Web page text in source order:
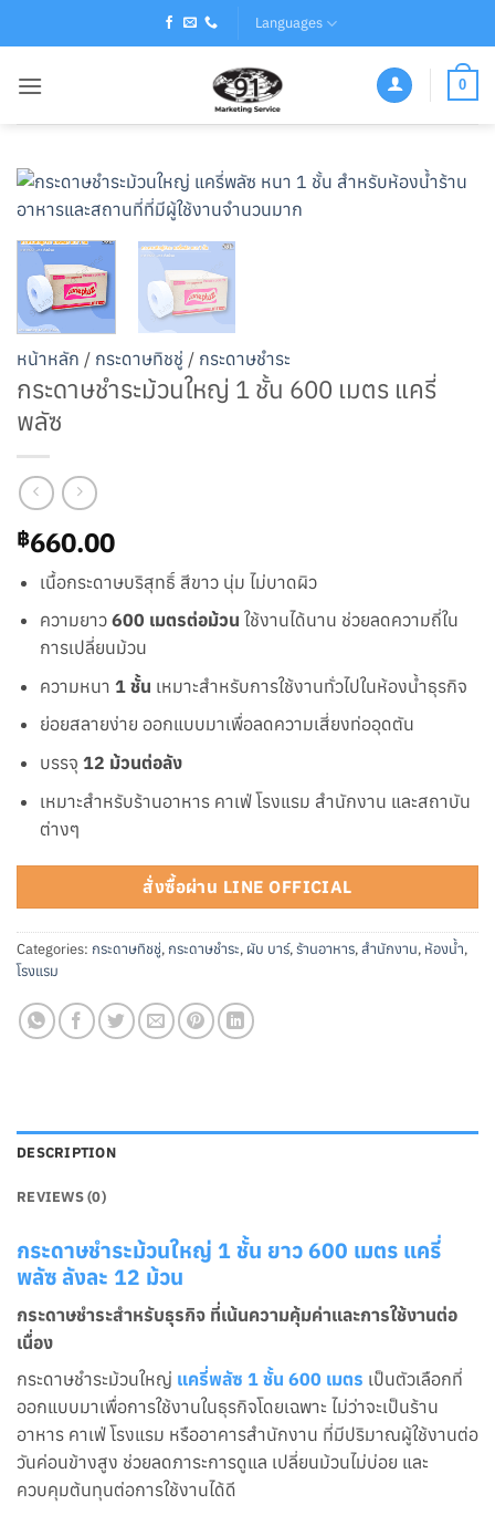
Languages
0
หน้าหลัก / กระดาษทิชชู่ / กระดาษชำระ
กระดาษชำระม้วนใหญ่ 1 ชั้น 600 เมตร แครี่
พลัซ
฿660.00
เนื้อกระดาษบริสุทธิ์ สีขาว นุ่ม ไม่บาดผิว
ความยาว 600 เมตรต่อม้วน ใช้งานได้นาน ช่วยลดความถี่ใน
การเปลี่ยนม้วน
ความหนา 1 ชั้น เหมาะสำหรับการใช้งานทั่วไปในห้องน้ำธุรกิจ
ย่อยสลายง่าย ออกแบบมาเพื่อลดความเสี่ยงท่ออุดตัน
บรรจุ 12 ม้วนต่อลัง
เหมาะสำหรับร้านอาหาร คาเฟ่ โรงแรม สำนักงาน และสถาบัน
ต่างๆ
สั่งซื้อผ่าน LINE OFFICIAL
Categories: กระดาษทิชชู่, กระดาษชำระ, ผับ บาร์,ร้านอาหาร,สำนักงาน, ห้องน้ำ,
โรงแรม
DESCRIPTION
REVIEWS (0)
กระดาษชำระม้วนใหญ่ 1 ชั้น ยาว 600 เมตร แครี่
พลัซ ลังละ 12 ม้วน
กระดาษชำระสำหรับธุรกิจ ที่เน้นความคุ้มค่าและการใช้งานต่อ
เนื่อง
กระดาษชำระม้วนใหญ่ แครี่พลัซ 1 ชั้น 600 เมตร เป็นตัวเลือกที่
ออกแบบมาเพื่อการใช้งานในธุรกิจโดยเฉพาะ ไม่ว่าจะเป็นร้าน
อาหาร คาเฟ่ โรงแรม หรืออาคารสำนักงาน ที่มีปริมาณผู้ใช้งานต่อ
วันค่อนข้างสูง ช่วยลดภาระการดูแล เปลี่ยนม้วนไม่บ่อย และ
ควบคุมต้นทุนต่อการใช้งานได้ดี